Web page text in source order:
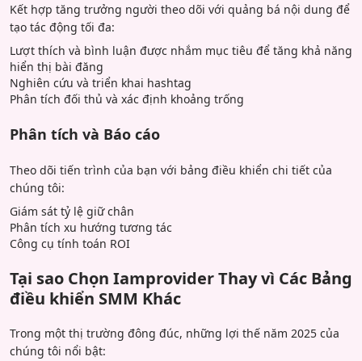
Kết hợp tăng trưởng người theo dõi với quảng bá nội dung để
tạo tác động tối đa:
Lượt thích và bình luận được nhắm mục tiêu để tăng khả năng
hiển thị bài đăng
Nghiên cứu và triển khai hashtag
Phân tích đối thủ và xác định khoảng trống
Phân tích và Báo cáo
Theo dõi tiến trình của bạn với bảng điều khiển chi tiết của
chúng tôi:
Giám sát tỷ lệ giữ chân
Phân tích xu hướng tương tác
Công cụ tính toán ROI
Tại sao Chọn Iamprovider Thay vì Các Bảng
điều khiển SMM Khác
Trong một thị trường đông đúc, những lợi thế năm 2025 của
chúng tôi nổi bật: